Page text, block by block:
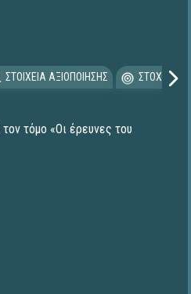
ΣΤΟΙΧΕΙΑ ΑΞΙΟΠΟΙΗΣΗΣ
τόμο «Οι έρευνες του